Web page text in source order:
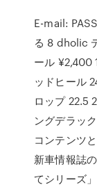
E-mail:
る 8 dholic
ール ¥2,400
ッドヒール
ロップ 22.5
ングデラッ
コンテンツ
新車情報誌
てシリーズ